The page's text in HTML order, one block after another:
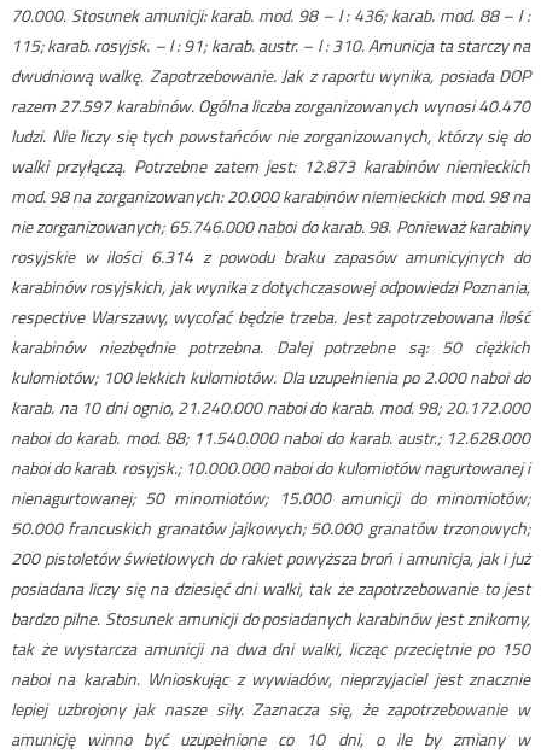
70.000. Stosunek amunicji: karab. mod. 98 – l : 436; karab. mod. 88 – l :
115; karab. rosyjsk. – l : 91; karab. austr. – l : 310. Amunicja ta starczy na
dwudniową walkę. Zapotrzebowanie. Jak z raportu wynika, posiada DOP
razem 27.597 karabinów. Ogólna liczba zorganizowanych wynosi 40.470
ludzi. Nie liczy się tych powstańców nie zorganizowanych, którzy się do
walki przyłączą. Potrzebne zatem jest: 12.873 karabinów niemieckich
mod. 98 na zorganizowanych: 20.000 karabinów niemieckich mod. 98 na
nie zorganizowanych; 65.746.000 naboi do karab. 98. Ponieważ karabiny
rosyjskie w ilości 6.314 z powodu braku zapasów amunicyjnych do
karabinów rosyjskich, jak wynika z dotychczasowej odpowiedzi Poznania,
respective Warszawy, wycofać będzie trzeba. Jest zapotrzebowana ilość
karabinów niezbędnie potrzebna. Dalej potrzebne są: 50 ciężkich
kulomiotów; 100 lekkich kulomiotów. Dla uzupełnienia po 2.000 naboi do
karab. na 10 dni ognio, 21.240.000 naboi do karab. mod. 98; 20.172.000
naboi do karab. mod. 88; 11.540.000 naboi do karab. austr.; 12.628.000
naboi do karab. rosyjsk.; 10.000.000 naboi do kulomiotów nagurtowanej i
nienagurtowanej; 50 minomiotów; 15.000 amunicji do minomiotów;
50.000 francuskich granatów jajkowych; 50.000 granatów trzonowych;
200 pistoletów świetlowych do rakiet powyższa broń i amunicja, jak i już
posiadana liczy się na dziesięć dni walki, tak że zapotrzebowanie to jest
bardzo pilne. Stosunek amunicji do posiadanych karabinów jest znikomy,
tak że wystarcza amunicji na dwa dni walki, licząc przeciętnie po 150
naboi na karabin. Wnioskując z wywiadów, nieprzyjaciel jest znacznie
lepiej uzbrojony jak nasze siły. Zaznacza się, że zapotrzebowanie w
amunicję winno być uzupełnione co 10 dni, o ile by zmiany w